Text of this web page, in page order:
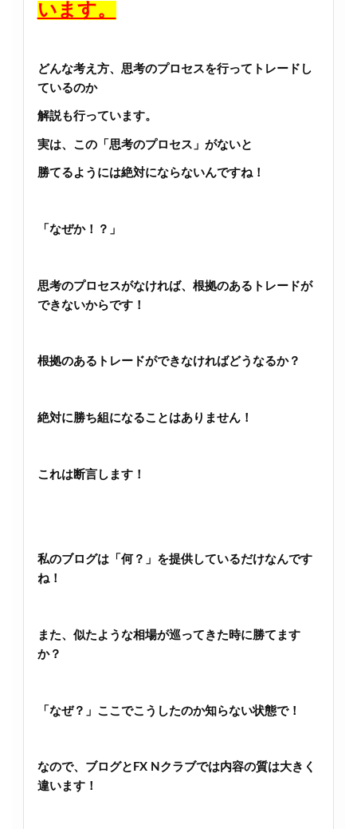
います。
どんな考え方、思考のプロセスを行ってトレードし
ているのか
解説も行っています。
実は、この「思考のプロセス」がないと
勝てるようには絶対にならないんですね！
「なぜか！？」
思考のプロセスがなければ、根拠のあるトレードが
できないからです！
根拠のあるトレードができなければどうなるか？
絶対に勝ち組になることはありません！
これは断言します！
私のブログは「何？」を提供しているだけなんです
ね！
また、似たような相場が巡ってきた時に勝てます
か？
「なぜ？」ここでこうしたのか知らない状態で！
なので、ブログとFX Nクラブでは内容の質は大きく
違います！